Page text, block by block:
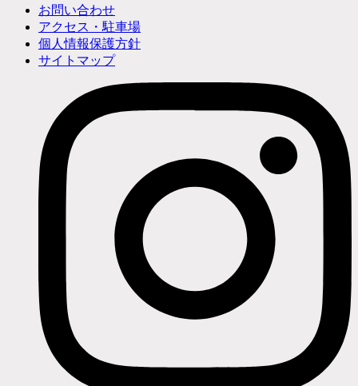
お問い合わせ
アクセス・駐車場
個人情報保護方針
サイトマップ